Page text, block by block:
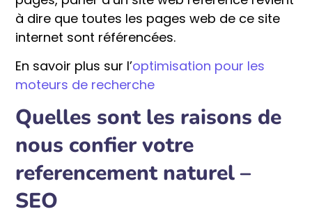
à dire que toutes les pages web de ce site
internet sont référencées.
En savoir plus sur l’optimisation pour les
moteurs de recherche
Quelles sont les raisons de
nous confier votre
referencement naturel –
SEO